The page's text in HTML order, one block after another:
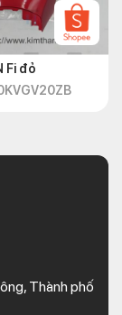
Fi đỏ
Thành phố